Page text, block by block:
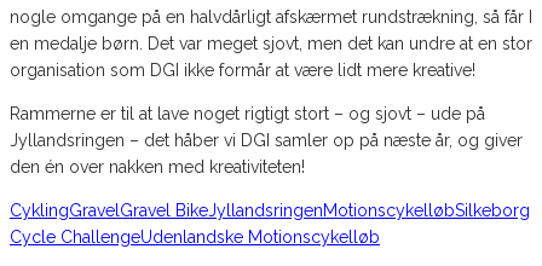
nogle omgange på en halvdårligt afskærmet rundstrækning, så får I
en medalje børn. Det var meget sjovt, men det kan undre at en stor
organisation som DGI ikke formår at være lidt mere kreative!
Rammerne er til at lave noget rigtigt stort – og sjovt – ude på
Jyllandsringen – det håber vi DGI samler op på næste år, og giver
den én over nakken med kreativiteten!
CyklingGravel Gravel BikeJyllandsringenMotionscykelløbSilkeborg
Cycle ChallengeUdenlandske Motionscykelløb